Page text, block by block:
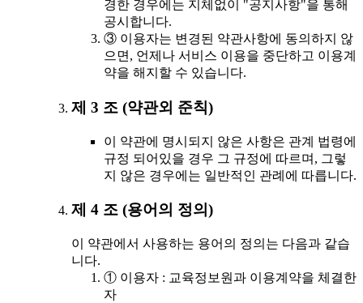
경한 경우에는 지체없이 "공지사항"을 통해
공시합니다.
③ 이용자는 변경된 약관사항에 동의하지 않
으면, 언제나 서비스 이용을 중단하고 이용계
약을 해지할 수 있습니다.
제 3 조 (약관외 준칙)
이 약관에 명시되지 않은 사항은 관계 법령에
규정 되어있을 경우 그 규정에 따르며, 그렇
지 않은 경우에는 일반적인 관례에 따릅니다.
제 4 조 (용어의 정의)
이 약관에서 사용하는 용어의 정의는 다음과 같습
니다.
① 이용자 : 교육정보원과 이용계약을 체결한
자